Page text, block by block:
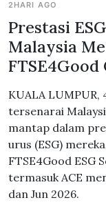
2HARI AGO
Prestasi
Malaysia
FTSE4Good
KUALA
tersenarai
mantap dalam
urus (ESG)
FTSE4Good ESG
termasuk ACE
dan Jun 2026.